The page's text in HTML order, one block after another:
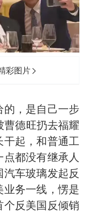
彩图片
，是自己一步
曹德旺扔去福耀
起，和普通工
都没有继承人
车玻璃发起反
务一线，愣是
反美国反倾销